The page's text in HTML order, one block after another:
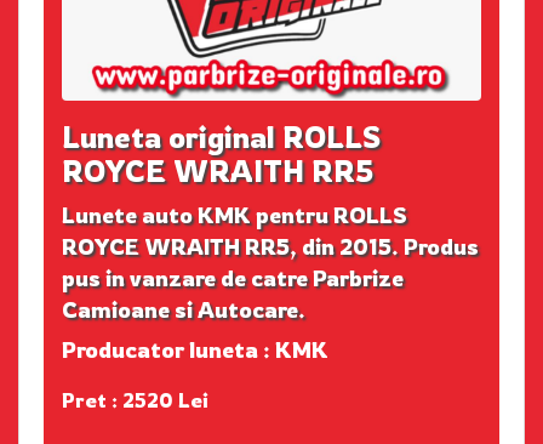
Luneta original ROLLS
ROYCE WRAITH RR5
Lunete auto KMK pentru ROLLS
ROYCE WRAITH RR5, din 2015. Produs
pus in vanzare de catre Parbrize
Camioane si Autocare.
Producator luneta : KMK
Pret : 2520 Lei